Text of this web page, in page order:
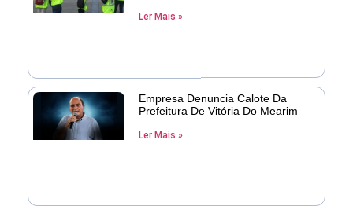
Ler Mais »
Empresa Denuncia Calote Da
Prefeitura De Vitória Do Mearim
Ler Mais »